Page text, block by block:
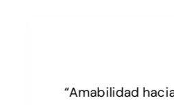
profesionalismo en